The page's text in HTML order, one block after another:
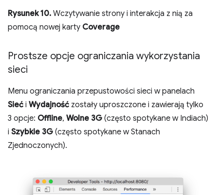
Rysunek 10. Wczytywanie strony i interakcja z nią za
pomocą nowej karty Coverage
Prostsze opcje ograniczania wykorzystania
sieci
Menu ograniczania przepustowości sieci w panelach
Sieć i Wydajność zostały uproszczone i zawierają tylko
3 opcje: Offline, Wolne 3G (często spotykane w Indiach)
i Szybkie 3G (często spotykane w Stanach
Zjednoczonych).